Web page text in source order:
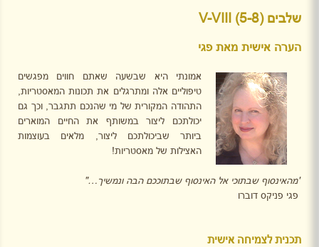
שלבים(5-8)
הערה אישית מאת פגי
אמונתי היא שבשעה שאתם חווים מפגשים
טיפוליים אלה ומתרגלים את תכונות המאסטריות,
התהודה המקורית של מי שהנכם תתגבר, וכך גם
יכולתכם ליצור במשותף את החיים המוארים
ביותר שביכולתכם ליצור, מלאים בעוצמות
האצילות של מאסטריות!
"מהאינסוף שבתוכי אל האינסוף שבתוככם הבה ונמשיך…"
פגי פניקס דוברו
תכנית לצמיחה אישית